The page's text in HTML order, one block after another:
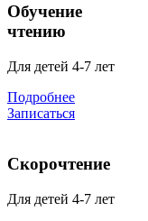
Обучение
чтению
Для детей 4-7 лет
Подробнее
Записаться
Скорочтение
Для детей 4-7 лет